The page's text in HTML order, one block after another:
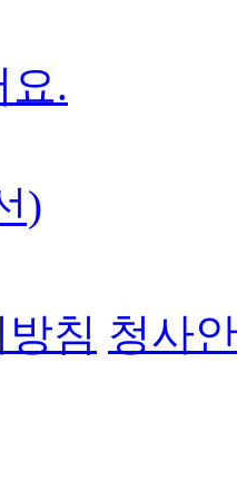
요.
)
침 청사